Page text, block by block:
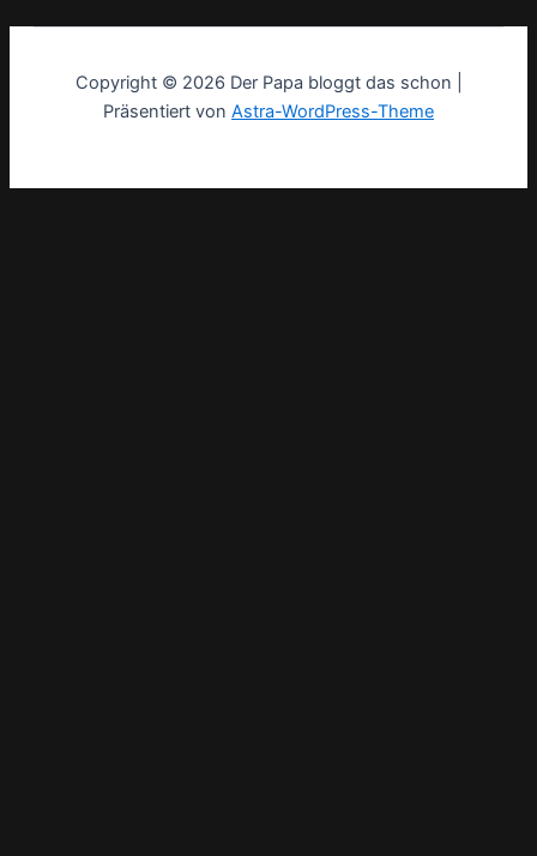
Copyright © 2026 Der Papa bloggt das schon |
Präsentiert von Astra-WordPress-Theme